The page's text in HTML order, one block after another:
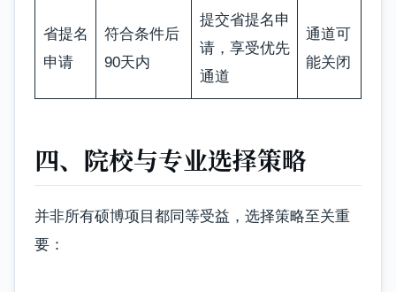
省提名
申请
符合条件后
90天内
提交省提名申
请，享受优先
通道
通道可
能关闭
四、院校与专业选择策略
并非所有硕博项目都同等受益，选择策略至关重
要：